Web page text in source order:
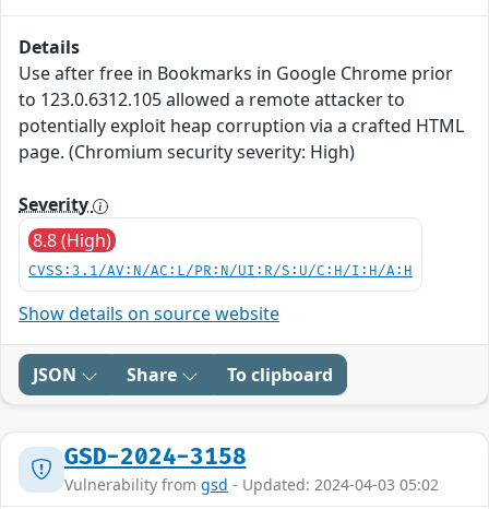
Details
Use after free in Bookmarks in Google Chrome prior
to 123.0.6312.105 allowed a remote attacker to
potentially exploit heap corruption via a crafted HTML
page. (Chromium security severity: High)
Severity
8.8 (High)
CVSS:3.1/AV:N/AC:L/PR:N/UI:R/S:U/C:H/I:H/A:H
Show details on source website
JSON Share To clipboard
GSD-2024-3158
Vulnerability from gsd - Updated: 2024-04-03 05:02